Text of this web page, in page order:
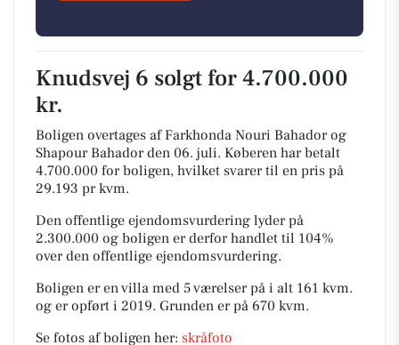
Knudsvej 6 solgt for 4.700.000
kr.
Boligen overtages af Farkhonda Nouri Bahador og
Shapour Bahador den 06. juli. Køberen har betalt
4.700.000 for boligen, hvilket svarer til en pris på
29.193 pr kvm.
Den offentlige ejendomsvurdering lyder på
2.300.000 og boligen er derfor handlet til 104%
over den offentlige ejendomsvurdering.
Boligen er en villa med 5 værelser på i alt 161 kvm.
og er opført i 2019. Grunden er på 670 kvm.
Se fotos af boligen her: skråfoto